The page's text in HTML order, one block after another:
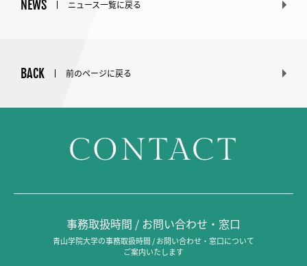
NEWS ニュース一覧に戻る
BACK 前のページに戻る
CONTACT
事務取扱時間 / お問い合わせ・窓口
青山学院大学の事務取扱時間 / お問い合わせ・窓口について
ご案内いたします